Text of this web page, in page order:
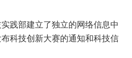
践部建立了独立的网络信息中
科技创新大赛的通知和科技信